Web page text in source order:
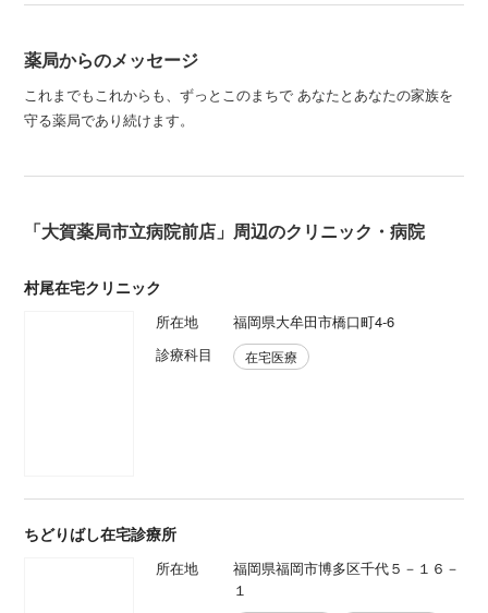
薬局からのメッセージ
これまでもこれからも、ずっとこのまちで あなたとあなたの家族を
守る薬局であり続けます。
「大賀薬局市立病院前店」周辺のクリニック・病院
村尾在宅クリニック
所在地
福岡県⼤牟⽥市橋⼝町4-6
診療科目
在宅医療
診療科目
在宅訪問治療 バリアフリー